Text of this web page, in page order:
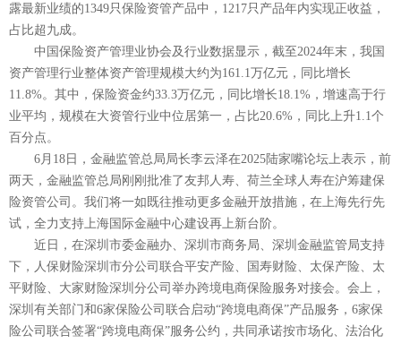
露最新业绩的1349只保险资管产品中，1217只产品年内实现正收益，
占比超九成。
中国保险资产管理业协会及行业数据显示，截至2024年末，我国
资产管理行业整体资产管理规模大约为161.1万亿元，同比增长
11.8%。其中，保险资金约33.3万亿元，同比增长18.1%，增速高于行
业平均，规模在大资管行业中位居第一，占比20.6%，同比上升1.1个
百分点。
6月18日，金融监管总局局长李云泽在2025陆家嘴论坛上表示，前
两天，金融监管总局刚刚批准了友邦人寿、荷兰全球人寿在沪筹建保
险资管公司。我们将一如既往推动更多金融开放措施，在上海先行先
试，全力支持上海国际金融中心建设再上新台阶。
近日，在深圳市委金融办、深圳市商务局、深圳金融监管局支持
下，人保财险深圳市分公司联合平安产险、国寿财险、太保产险、太
平财险、大家财险深圳分公司举办跨境电商保险服务对接会。会上，
深圳有关部门和6家保险公司联合启动“跨境电商保”产品服务，6家保
险公司联合签署“跨境电商保”服务公约，共同承诺按市场化、法治化